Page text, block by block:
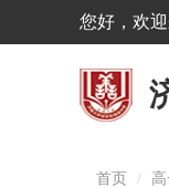
您好，欢
首页